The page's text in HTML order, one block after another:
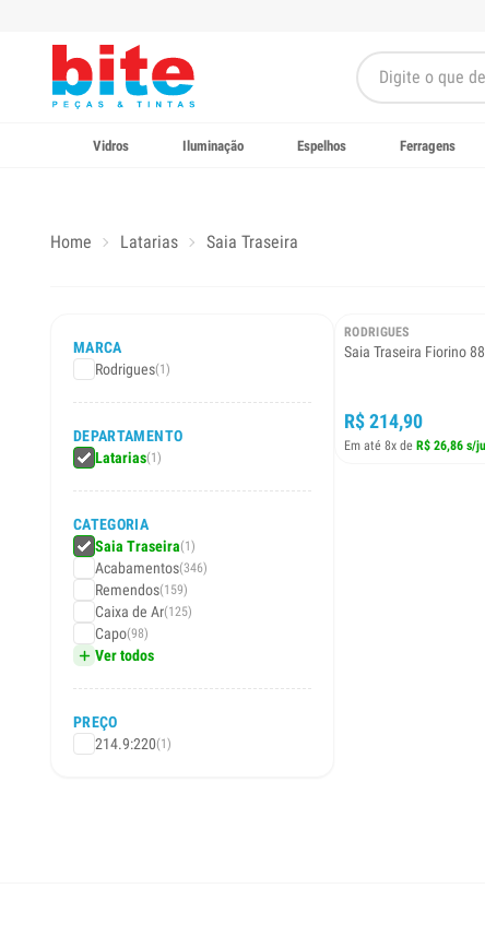
Vidros Iluminação Espelhos Ferragens
Home Latarias Saia Traseira
MARCA
Rodrigues(1)
DEPARTAMENTO
Latarias(1)
CATEGORIA
Saia Traseira(1)
Acabamentos(346)
Remendos(159)
Caixa de Ar(125)
Capo(98)
Ver todos
PREÇO
214.9:220(1)
RODRIGUES
Saia Traseira
R$ 214,90
Em até 8x de R$ 26,86 s/